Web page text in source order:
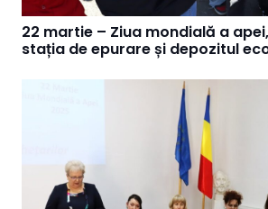
22 martie – Ziua mondială a
stația de epurare și depozitul